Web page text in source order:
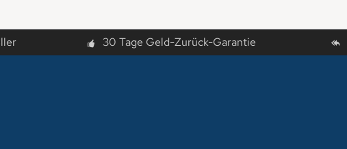
30 Tage Geld-Zurück-Garantie